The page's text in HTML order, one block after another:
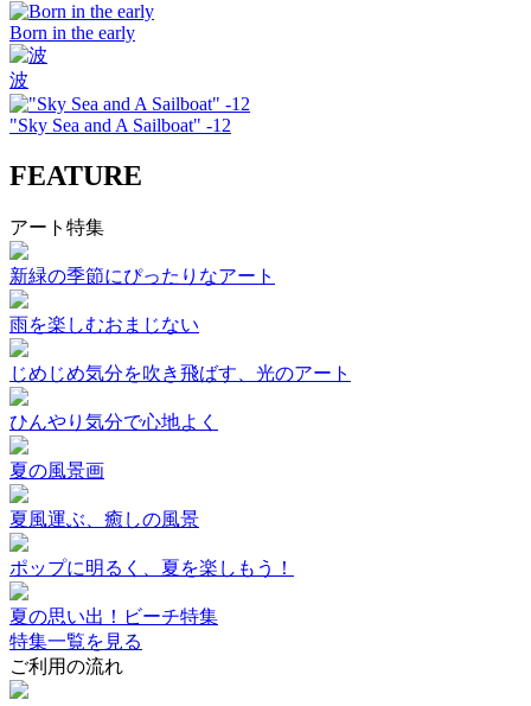
Born in the early
波
"Sky Sea and A Sailboat" -12
FEATURE
アート特集
新緑の季節にぴったりなアート
雨を楽しむおまじない
じめじめ気分を吹き飛ばす、光のアート
ひんやり気分で心地よく
夏の風景画
夏風運ぶ、癒しの風景
ポップに明るく、夏を楽しもう！
夏の思い出！ビーチ特集
特集一覧を見る
ご利用の流れ